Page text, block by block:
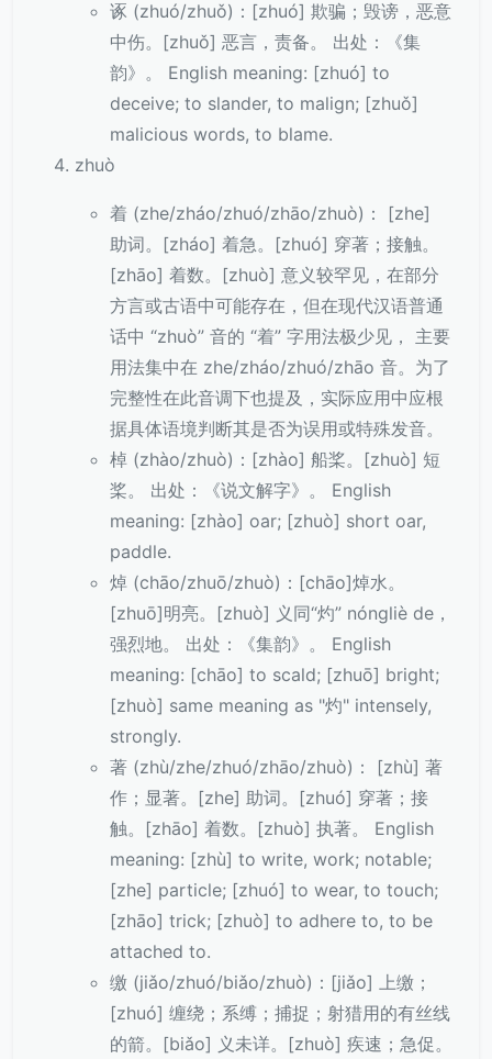
诼 (zhuó/zhuǒ)：[zhuó] 欺骗；毁谤，恶意
中伤。[zhuǒ] 恶言，责备。 出处：《集
韵》。 English meaning: [zhuó] to
deceive; to slander, to malign; [zhuǒ]
malicious words, to blame.
zhuò
着 (zhe/zháo/zhuó/zhāo/zhuò)： [zhe]
助词。[zháo] 着急。[zhuó] 穿著；接触。
[zhāo] 着数。[zhuò] 意义较罕见，在部分
方言或古语中可能存在，但在现代汉语普通
话中 “zhuò” 音的 “着” 字用法极少见， 主要
用法集中在 zhe/zháo/zhuó/zhāo 音。为了
完整性在此音调下也提及，实际应用中应根
据具体语境判断其是否为误用或特殊发音。
棹 (zhào/zhuò)：[zhào] 船桨。[zhuò] 短
桨。 出处：《说文解字》。 English
meaning: [zhào] oar; [zhuò] short oar,
paddle.
焯 (chāo/zhuō/zhuò)：[chāo]焯水。
[zhuō]明亮。[zhuò] 义同“灼” nóngliè de，
强烈地。 出处：《集韵》。 English
meaning: [chāo] to scald; [zhuō] bright;
[zhuò] same meaning as "灼" intensely,
strongly.
著 (zhù/zhe/zhuó/zhāo/zhuò)： [zhù] 著
作；显著。[zhe] 助词。[zhuó] 穿著；接
触。[zhāo] 着数。[zhuò] 执著。 English
meaning: [zhù] to write, work; notable;
[zhe] particle; [zhuó] to wear, to touch;
[zhāo] trick; [zhuò] to adhere to, to be
attached to.
缴 (jiǎo/zhuó/biǎo/zhuò)：[jiǎo] 上缴；
[zhuó] 缠绕；系缚；捕捉；射猎用的有丝线
的箭。[biǎo] 义未详。[zhuò] 疾速；急促。